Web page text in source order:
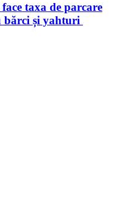
taxa de parcare
bărci și yahturi